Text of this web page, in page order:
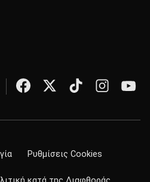
Ρυθμίσεις Cookies